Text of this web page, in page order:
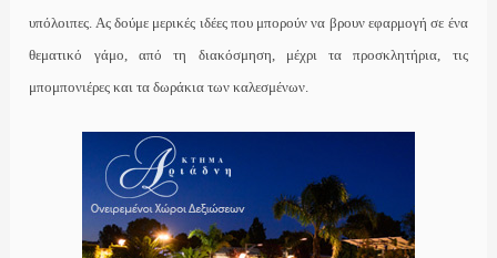
υπόλοιπες. Ας δούμε μερικές ιδέες που μπορούν να βρουν εφαρμογή σε ένα
θεματικό γάμο, από τη διακόσμηση, μέχρι τα προσκλητήρια, τις
μπομπονιέρες και τα δωράκια των καλεσμένων.